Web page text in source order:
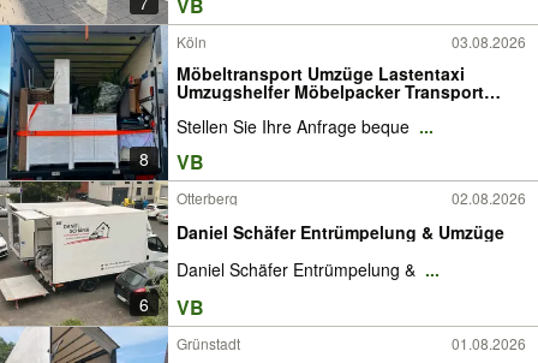
8
Köln 03.08.2026
Möbeltransport Umzüge Lastentaxi
Umzugshelfer Möbelpacker Transport
Umzug LKW Möbelmontage
Kleintransporte Umzugsunternehmen
Entrümpelung Taxi Wohnungsumzug
Entsorgung Möbel Umzugsservice
Privatumzug
Stellen Sie Ihre Anfrage beque ...
VB
6
Otterberg 02.08.2026
Daniel Schäfer Entrümpelung & Umzüge
Daniel Schäfer Entrümpelung & ...
VB
Grünstadt 01.08.2026